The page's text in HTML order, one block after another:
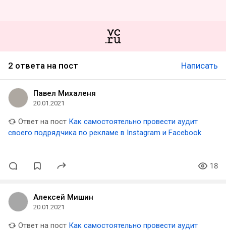
2 ответа на пост Написать
Павел Михаленя
20.01.2021
Ответ на пост Как самостоятельно провести аудит
своего подрядчика по рекламе в Instagram и Facebook
18
Алексей Мишин
20.01.2021
Ответ на пост Как самостоятельно провести аудит